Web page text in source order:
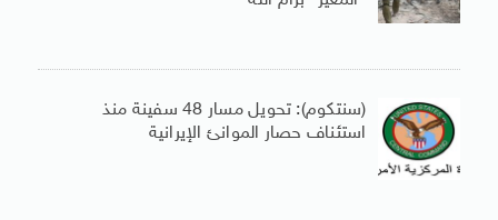
(سنتكوم): تحويل مسار 48 سفينة منذ
استئناف حصار الموانئ الإيرانية